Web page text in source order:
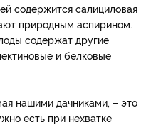
содержится салициловая
природным аспирином.
содержат другие
и белковые
нашими дачниками, – это
есть при нехватке